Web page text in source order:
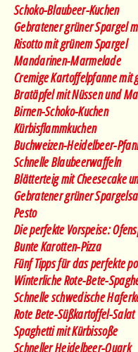
Schoko-Blaubeer-Kuchen
Gebratener grüner Spargel
Risotto mit grünem Spargel
Mandarinen-Marmelade
Cremige Kartoffelpfanne mit
Bratäpfel mit Nüssen und
Birnen-Schoko-Kuchen
Kürbisflammkuchen
Buchweizen-Heidelbeer-
Schnelle Blaubeerwaffeln
Blätterteig mit Cheesecake
Gebratener grüner
Pesto
Die perfekte Vorspeise:
Bunte Karotten-Pizza
Fünf Tipps für das perfekte
Winterliche Rote-Bete-
Schnelle schwedische
Rote Bete-Süßkartoffel-Salat
Spaghetti mit Kürbissoße
Schneller Heidelbeer-Quark